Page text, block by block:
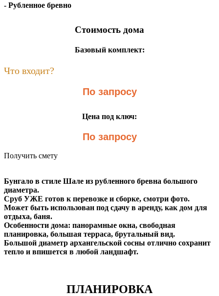
- Рубленное бревно
Стоимость дома
Базовый комплект:
Что входит?
По запросу
Цена под ключ:
По запросу
Получить смету
Бунгало в стиле Шале из рубленного бревна большого
диаметра.
Сруб УЖЕ готов к перевозке и сборке, смотри фото.
Может быть использован под сдачу в аренду, как дом для
отдыха, баня.
Особенности дома: панорамные окна, свободная
планировка, большая терраса, брутальный вид.
Большой диаметр архангельской сосны отлично сохранит
тепло и впишется в любой ландшафт.
ПЛАНИРОВКА